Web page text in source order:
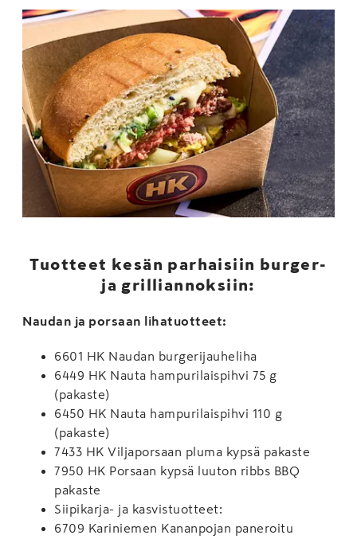
Tuotteet kesän parhaisiin burger-
ja grilliannoksiin:
Naudan ja porsaan lihatuotteet:
6601 HK Naudan burgerijauheliha
6449 HK Nauta hampurilaispihvi 75 g
(pakaste)
6450 HK Nauta hampurilaispihvi 110 g
(pakaste)
7433 HK Viljaporsaan pluma kypsä pakaste
7950 HK Porsaan kypsä luuton ribbs BBQ
pakaste
Siipikarja- ja kasvistuotteet:
6709 Kariniemen Kananpojan paneroitu